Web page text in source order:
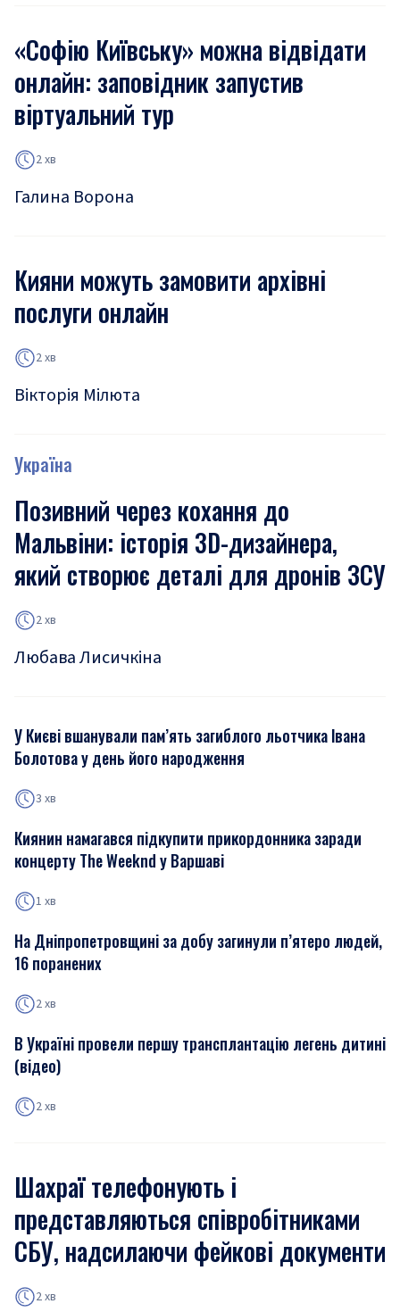
«Софію Київську» можна відвідати
онлайн: заповідник запустив
віртуальний тур
2 хв
Галина Ворона
Кияни можуть замовити архівні
послуги онлайн
2 хв
Вікторія Мілюта
Україна
Позивний через кохання до
Мальвіни: історія 3D-дизайнера,
який створює деталі для дронів ЗСУ
2 хв
Любава Лисичкіна
У Києві вшанували пам’ять загиблого льотчика Івана
Болотова у день його народження
3 хв
Киянин намагався підкупити прикордонника заради
концерту The Weeknd у Варшаві
1 хв
На Дніпропетровщині за добу загинули п’ятеро людей,
16 поранених
2 хв
В Україні провели першу трансплантацію легень дитині
(відео)
2 хв
Шахраї телефонують і
представляються співробітниками
СБУ, надсилаючи фейкові документи
2 хв